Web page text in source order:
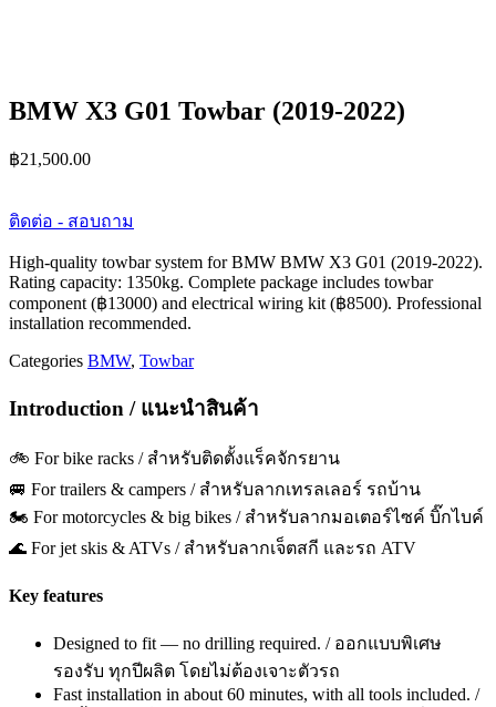
BMW X3 G01 Towbar (2019-2022)
฿21,500.00
ติดต่อ - สอบถาม
High-quality towbar system for BMW BMW X3 G01 (2019-2022).
Rating capacity: 1350kg. Complete package includes towbar
component (฿13000) and electrical wiring kit (฿8500). Professional
installation recommended.
Categories BMW, Towbar
Introduction / แนะนำสินค้า
🚲 For bike racks / สำหรับติดตั้งแร็คจักรยาน
🚐 For trailers & campers / สำหรับลากเทรลเลอร์ รถบ้าน
🏍️ For motorcycles & big bikes / สำหรับลากมอเตอร์ไซค์ บิ๊กไบค์
🌊 For jet skis & ATVs / สำหรับลากเจ็ตสกี และรถ ATV
Key features
Designed to fit — no drilling required. / ออกแบบพิเศษ
รองรับ ทุกปีผลิต โดยไม่ต้องเจาะตัวรถ
Fast installation in about 60 minutes, with all tools included. /